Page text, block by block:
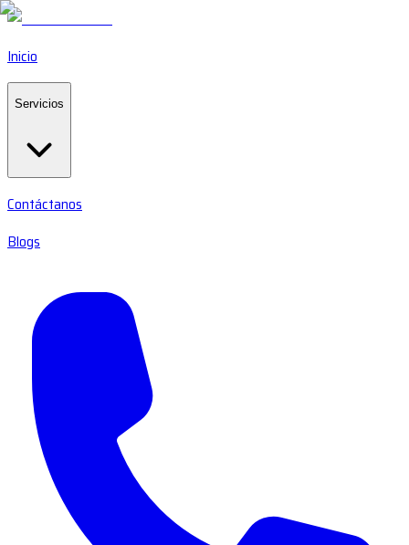
Inicio
Servicios
Contáctanos
Blogs